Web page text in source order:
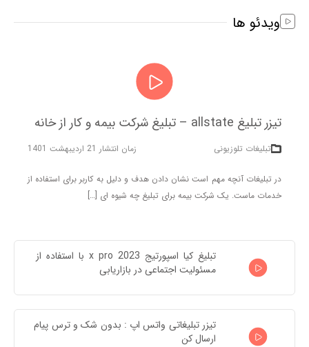
ویدئو ها
تبلیغ کیا اسپورتیج x pro 2023 با استفاده از
مسئولیت اجتماعی در بازاریابی
تیزر تبلیغاتی واتس اپ : بدون شک و ترس پیام
ارسال کن
تیزر تبلیغ allstate – تبلیغ شرکت بیمه و کار از خانه
تبلیغات تلوزیونی زمان انتشار 21 اردیبهشت 1401
در تبلیغات آنچه مهم است نشان دادن هدف و دلیل به کاربر برای استفاده از
خدمات ماست. یک شرکت بیمه برای تبلیغ چه شیوه ای […]